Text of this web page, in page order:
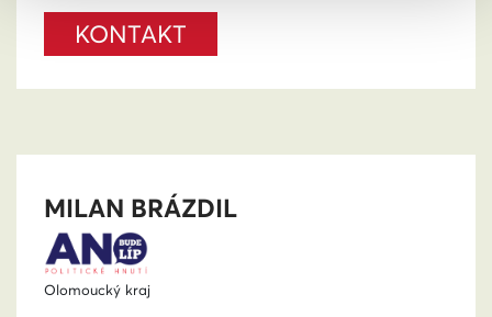
KONTAKT
MILAN BRÁZDIL
Olomoucký kraj